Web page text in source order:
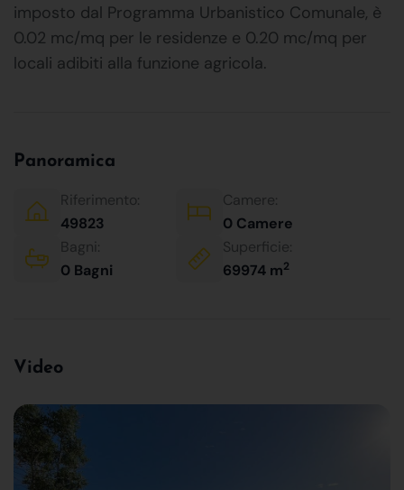
imposto dal Programma Urbanistico Comunale, è
0.02 mc/mq per le residenze e 0.20 mc/mq per
locali adibiti alla funzione agricola.
Panoramica
Riferimento:
49823
Camere:
0 Camere
Bagni:
0 Bagni
Superficie:
69974 m2
Video